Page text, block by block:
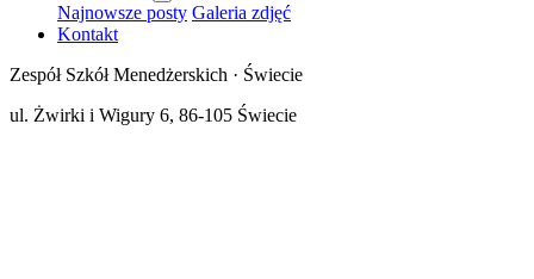
Najnowsze posty Galeria zdjęć
Kontakt
Zespół Szkół Menedżerskich · Świecie
ul. Żwirki i Wigury 6, 86-105 Świecie